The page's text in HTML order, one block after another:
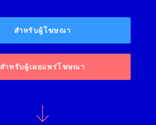
สำหรับผู้โฆษณา
สำหรับผู้เผยแพร่โฆษณา